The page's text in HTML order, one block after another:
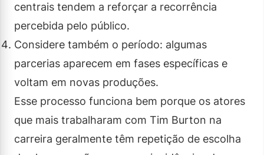
centrais tendem a reforçar a recorrência
percebida pelo público.
Considere também o período: algumas
parcerias aparecem em fases específicas e
voltam em novas produções.
Esse processo funciona bem porque os atores
que mais trabalharam com Tim Burton na
carreira geralmente têm repetição de escolha